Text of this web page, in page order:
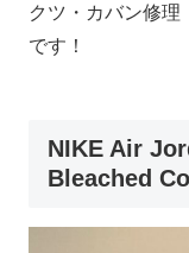
クツ・カバン修
です！
NIKE Air
Bleached